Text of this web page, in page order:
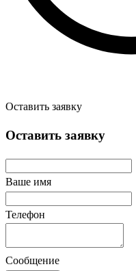
Оставить заявку
Оставить заявку
Ваше имя
Телефон
Сообщение